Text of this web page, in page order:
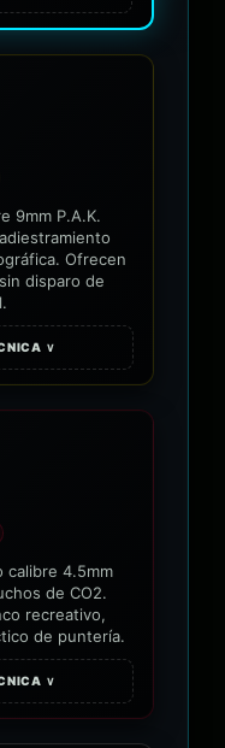
9mm P.A.K.
Ofrecen
disparo de
∨
calibre 4.5mm
de CO2.
recreativo,
de puntería.
∨